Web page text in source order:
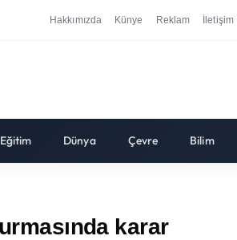
Hakkımızda Künye Reklam İletişim
Eğitim Dünya Çevre Bilim
karar